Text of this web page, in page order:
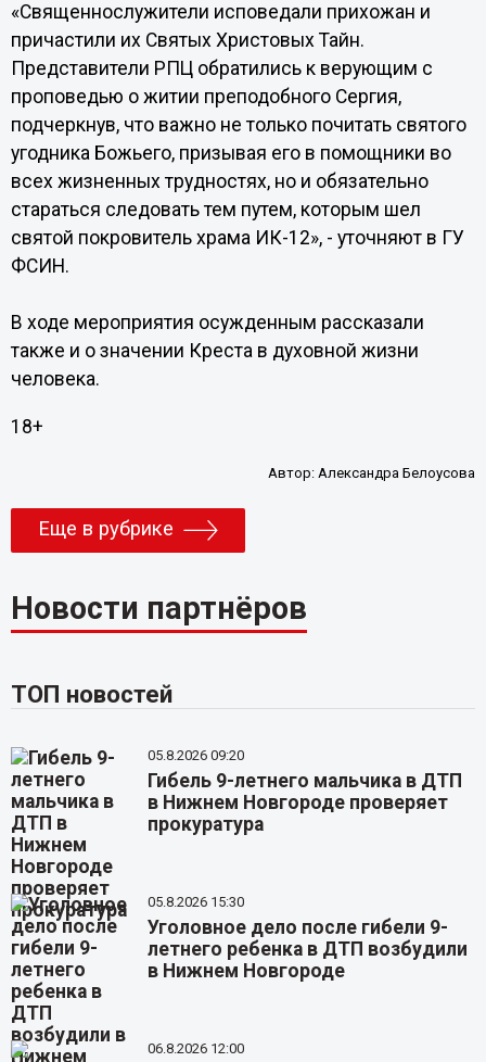
«Священнослужители исповедали прихожан и
причастили их Святых Христовых Тайн.
Представители РПЦ обратились к верующим с
проповедью о житии преподобного Сергия,
подчеркнув, что важно не только почитать святого
угодника Божьего, призывая его в помощники во
всех жизненных трудностях, но и обязательно
стараться следовать тем путем, которым шел
святой покровитель храма ИК-12», - уточняют в ГУ
ФСИН.
В ходе мероприятия осужденным рассказали
также и о значении Креста в духовной жизни
человека.
18+
Автор:Александра Белоусова
Еще в рубрике
Новости партнёров
ТОП новостей
05.8.2026 09:20
Гибель 9-летнего мальчика в ДТП
в Нижнем Новгороде проверяет
прокуратура
05.8.2026 15:30
Уголовное дело после гибели 9-
летнего ребенка в ДТП возбудили
в Нижнем Новгороде
06.8.2026 12:00